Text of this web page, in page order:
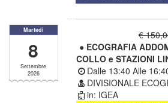
Martedì
8
Settembre
2026
€
● ECOGRAFIA
COLLO e STAZIONI
Dalle 13:40 Alle
DIVISIONALE
in: IGEA